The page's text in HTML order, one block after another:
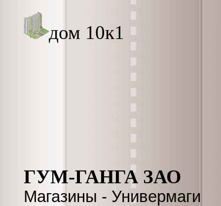
дом 10к1
ГУМ-ГАНГА ЗАО
Магазины - Универмаги